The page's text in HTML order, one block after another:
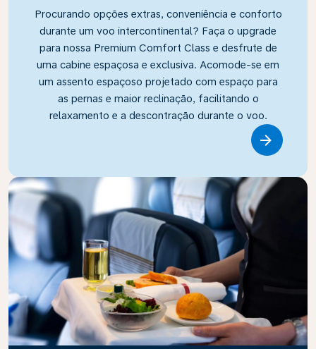
Procurando opções extras, conveniência e conforto
durante um voo intercontinental? Faça o upgrade
para nossa Premium Comfort Class e desfrute de
uma cabine espaçosa e exclusiva. Acomode-se em
um assento espaçoso projetado com espaço para
as pernas e maior reclinação, facilitando o
relaxamento e a descontração durante o voo.